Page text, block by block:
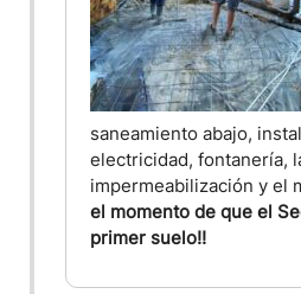
saneamiento abajo,
electricidad, fontanería,
impermeabilización y el
el momento de que el
primer suelo!!